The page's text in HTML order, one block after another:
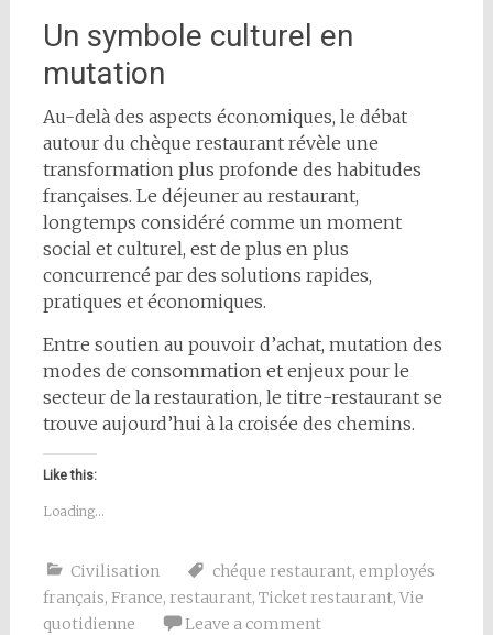
Un symbole culturel en
mutation
Au-delà des aspects économiques, le débat
autour du chèque restaurant révèle une
transformation plus profonde des habitudes
françaises. Le déjeuner au restaurant,
longtemps considéré comme un moment
social et culturel, est de plus en plus
concurrencé par des solutions rapides,
pratiques et économiques.
Entre soutien au pouvoir d’achat, mutation des
modes de consommation et enjeux pour le
secteur de la restauration, le titre-restaurant se
trouve aujourd’hui à la croisée des chemins.
Like this:
Loading...
Civilisation chéque restaurant, employés
français, France, restaurant, Ticket restaurant, Vie
quotidienne
Leave a comment